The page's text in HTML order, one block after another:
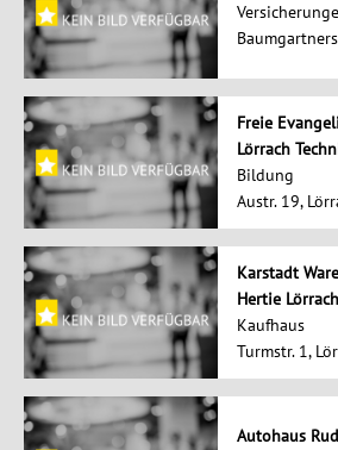
Freie
Lörrach
Bildung
Austr. 19,
Karstadt
Hertie Lörrach
Kaufhaus
Turmstr. 1,
Autohaus